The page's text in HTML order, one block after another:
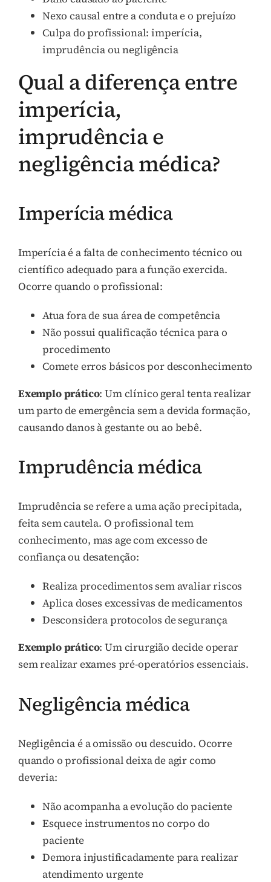
Nexo causal entre a conduta e o prejuízo
Culpa do profissional: imperícia,
imprudência ou negligência
Qual a diferença entre
imperícia,
imprudência e
negligência médica?
Imperícia médica
Imperícia é a falta de conhecimento técnico ou
científico adequado para a função exercida.
Ocorre quando o profissional:
Atua fora de sua área de competência
Não possui qualificação técnica para o
procedimento
Comete erros básicos por desconhecimento
Exemplo prático: Um clínico geral tenta realizar
um parto de emergência sem a devida formação,
causando danos à gestante ou ao bebê.
Imprudência médica
Imprudência se refere a uma ação precipitada,
feita sem cautela. O profissional tem
conhecimento, mas age com excesso de
confiança ou desatenção:
Realiza procedimentos sem avaliar riscos
Aplica doses excessivas de medicamentos
Desconsidera protocolos de segurança
Exemplo prático: Um cirurgião decide operar
sem realizar exames pré-operatórios essenciais.
Negligência médica
Negligência é a omissão ou descuido. Ocorre
quando o profissional deixa de agir como
deveria:
Não acompanha a evolução do paciente
Esquece instrumentos no corpo do
paciente
Demora injustificadamente para realizar
atendimento urgente